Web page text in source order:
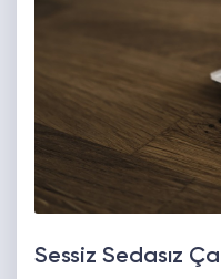
Sessiz Sedasız